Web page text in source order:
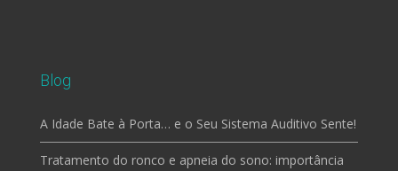
Blog
A Idade Bate à Porta… e o Seu Sistema Auditivo Sente!
Tratamento do ronco e apneia do sono: importância